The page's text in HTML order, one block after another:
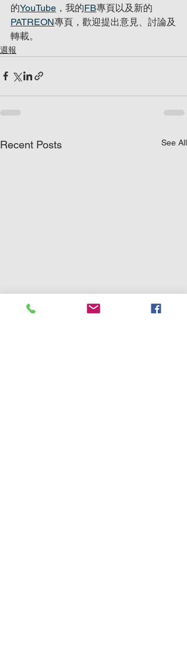
的YouTube ，我的FB專頁以及新的
PATREON專頁，歡迎提出意見、討論及
轉載。
週報
Recent Posts See All